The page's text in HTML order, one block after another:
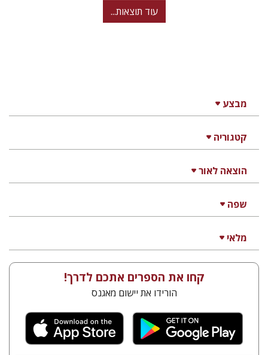
מבצע
קטגוריה
הוצאה לאור
שפה
מלאי
עוד תוצאות...
קחו את הספרים אתכם לדרך!
הורידו את יישום מאגנס